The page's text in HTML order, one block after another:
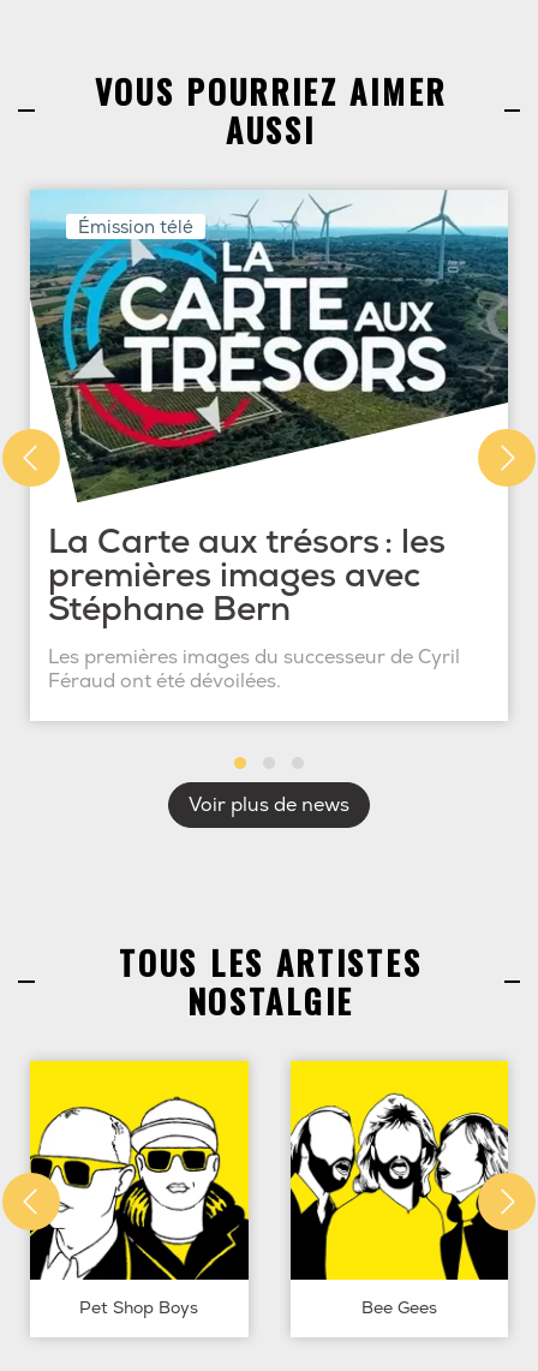
VOUS POURRIEZ AIMER
AUSSI
Émission télé
La Carte aux trésors : les
premières images avec
Stéphane Bern
Les premières images du successeur de Cyril
Féraud ont été dévoilées.
Voir plus de news
TOUS LES ARTISTES
NOSTALGIE
Pet Shop Boys Bee Gees